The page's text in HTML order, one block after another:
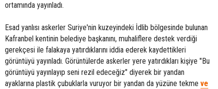
ortamında yayınladı.
Esad yanlısı askerler Suriye'nin kuzeyindeki İdlib bölgesinde bulunan
Kafranbel kentinin belediye başkanını, muhaliflere destek verdiği
gerekçesi ile falakaya yatırdıklarını iddia ederek kaydettikleri
görüntüyü yayınladı. Görüntülerde askerler yere yatırdıkları kişiye "Bu
görüntüyü yayınlayıp seni rezil edeceğiz" diyerek bir yandan
ayaklarına plastik çubuklarla vuruyor bir yandan da yüzüne tekme ve